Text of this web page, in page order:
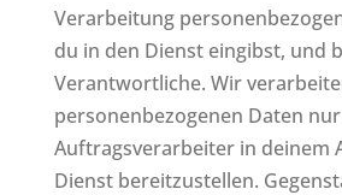
Verarbeitung
du in den Dienst eingibst, und
Verantwortliche. Wir
personenbezogenen Daten
Auftragsverarbeiter in deinem
Dienst bereitzustellen.